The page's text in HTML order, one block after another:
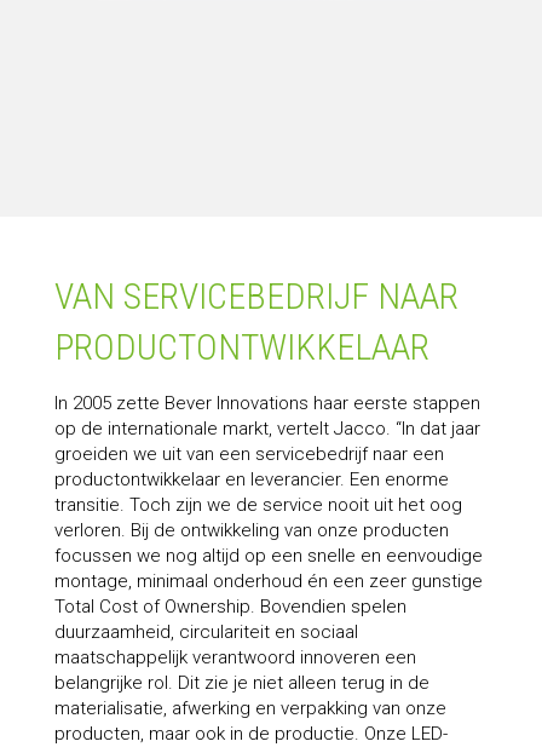
VAN SERVICEBEDRIJF NAAR
PRODUCTONTWIKKELAAR
In 2005 zette Bever Innovations haar eerste stappen
op de internationale markt, vertelt Jacco. “In dat jaar
groeiden we uit van een servicebedrijf naar een
productontwikkelaar en leverancier. Een enorme
transitie. Toch zijn we de service nooit uit het oog
verloren. Bij de ontwikkeling van onze producten
focussen we nog altijd op een snelle en eenvoudige
montage, minimaal onderhoud én een zeer gunstige
Total Cost of Ownership. Bovendien spelen
duurzaamheid, circulariteit en sociaal
maatschappelijk verantwoord innoveren een
belangrijke rol. Dit zie je niet alleen terug in de
materialisatie, afwerking en verpakking van onze
producten, maar ook in de productie. Onze LED-